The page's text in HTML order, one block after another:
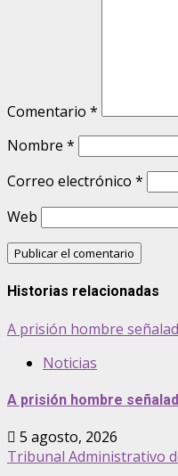
Comentario *
Nombre *
Correo electrónico *
Web
Historias relacionadas
A prisión hombre
Noticias
A prisión hombre
5 agosto, 2026
Tribunal Administrativo